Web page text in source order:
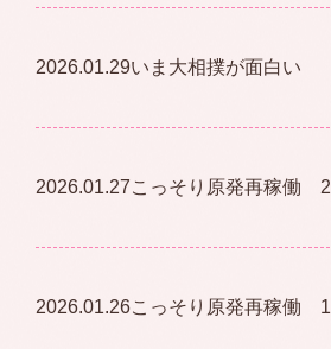
2026.01.29いま大相撲が面白い
2026.01.27こっそり原発再稼働 2
2026.01.26こっそり原発再稼働 1